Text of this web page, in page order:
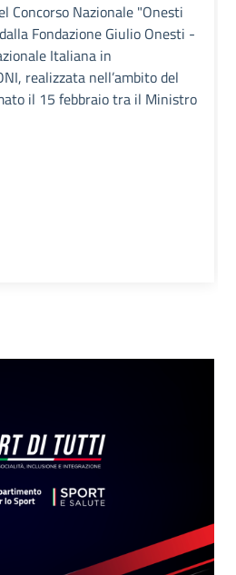
Concorso Nazionale "Onesti
Fondazione Giulio Onesti -
Italiana in
realizzata nell’ambito del
il 15 febbraio tra il Ministro